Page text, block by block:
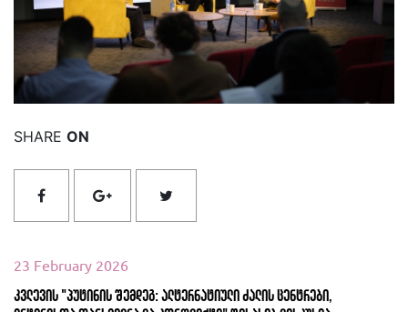
იხილეთ მეტი
SHARE ON
23 February 2026
კვლევის "პუტინის შემდეგ: ალტერნატიული ძალის ცენტრები,